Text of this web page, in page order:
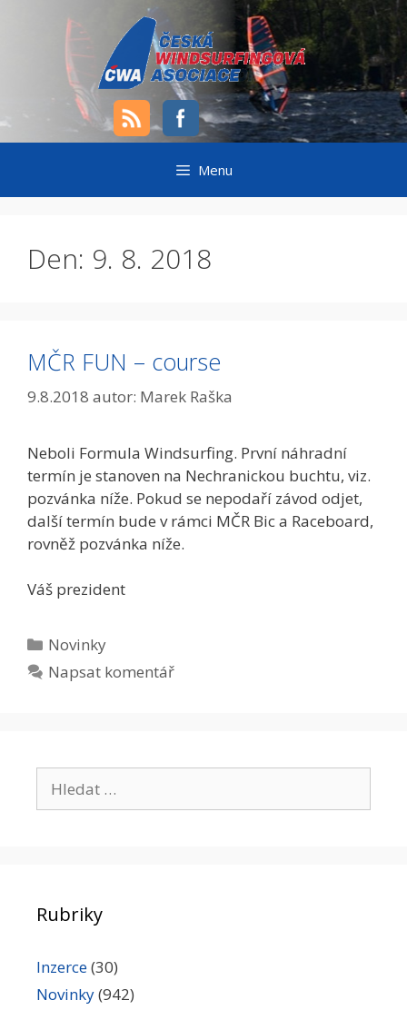
Menu
Den: 9. 8. 2018
MČR FUN – course
9.8.2018 autor: Marek Raška
Neboli Formula Windsurfing. První náhradní
termín je stanoven na Nechranickou buchtu, viz.
pozvánka níže. Pokud se nepodaří závod odjet,
další termín bude v rámci MČR Bic a Raceboard,
rovněž pozvánka níže.
Váš prezident
Rubriky
Novinky
Napsat komentář
Rubriky
Inzerce(30)
Novinky(942)